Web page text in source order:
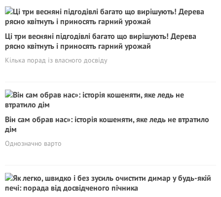
Ці три весняні підгодівлі багато що вирішують! Дерева
рясно квітнуть і приносять гарний урожай
Кілька порад із власного досвіду
Він сам обрав нас»: історія кошеняти, яке ледь не втратило
дім
Однозначно варто